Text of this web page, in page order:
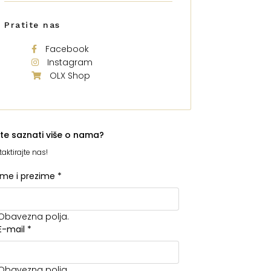
Pratite nas
Facebook
Instagram
OLX Shop
saznati više o nama?
nas!
i prezime *
polja.
mail *